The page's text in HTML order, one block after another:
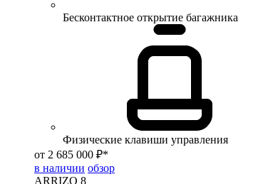
Бесконтактное открытие багажника
Физические клавиши управления
от 2 685 000 ₽*
в наличии обзор
ARRIZO 8